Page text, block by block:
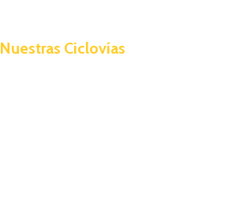
Nuestras Ciclovías